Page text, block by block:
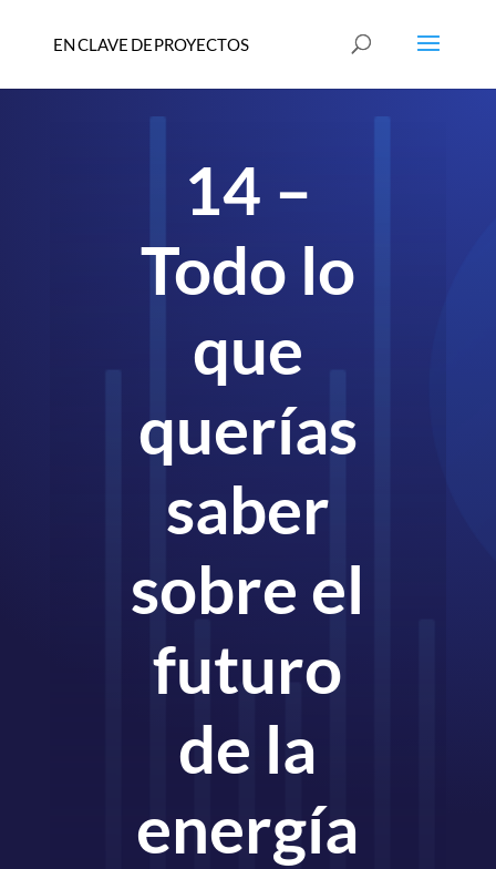
14 –
Todo lo
que
querías
saber
sobre el
futuro
de la
energía